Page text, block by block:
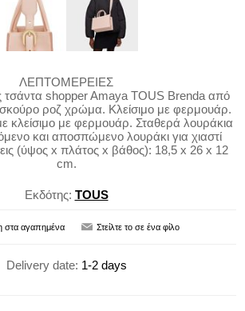
ΛΕΠΤΟΜΕΡΕΙΕΣ
τσάντα shopper Amaya TOUS Brenda από
ροζ χρώμα. Κλείσιμο με φερμουάρ.
κλείσιμο με φερμουάρ. Σταθερά λουράκια
και αποσπώμενο λουράκι για χιαστί
(ύψος x πλάτος x βάθος): 18,5 x 26 x 12
cm.
Εκδότης: TOUS
Delivery date: 1-2 days